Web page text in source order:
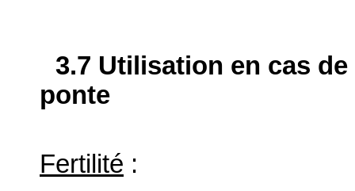
3.7 Utilisation en cas
ponte
Fertilité :